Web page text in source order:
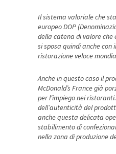
Il sistema valoriale che
europeo DOP
della catena di valore che
si sposa quindi anche con
ristorazione veloce
Anche in questo caso il
McDonald’s France già
per l’impiego nei
dell’autenticità del
anche questa delicata
stabilimento di
nella zona di produzione